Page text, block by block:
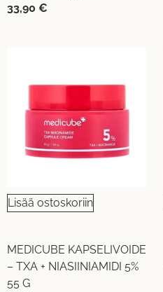
33,90 €
Lisää ostoskoriin
MEDICUBE KAPSELIVOIDE
– TXA + NIASIINIAMIDI 5%
55 G